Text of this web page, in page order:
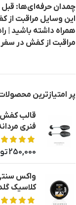
چمدان حرفه‌ای‌ها: قبل
این وسایل مراقبت از
همراه داشته باشید |
مراقبت از کفش در سفر
پر امتیازترین
قالب کفش
فنری
250,000
واکس
کلاسیک